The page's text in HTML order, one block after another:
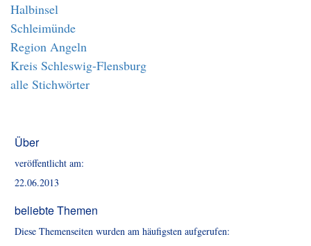
Halbinsel
Schleimünde
Region Angeln
Kreis Schleswig-Flensburg
alle Stichwörter
Über
veröffentlicht am:
22.06.2013
beliebte Themen
Diese Themenseiten wurden am häufigsten aufgerufen: